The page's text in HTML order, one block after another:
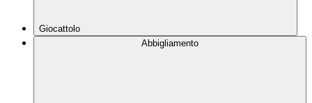
Giocattolo
Abbigliamento